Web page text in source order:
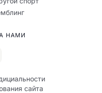
НАМИ
сайта